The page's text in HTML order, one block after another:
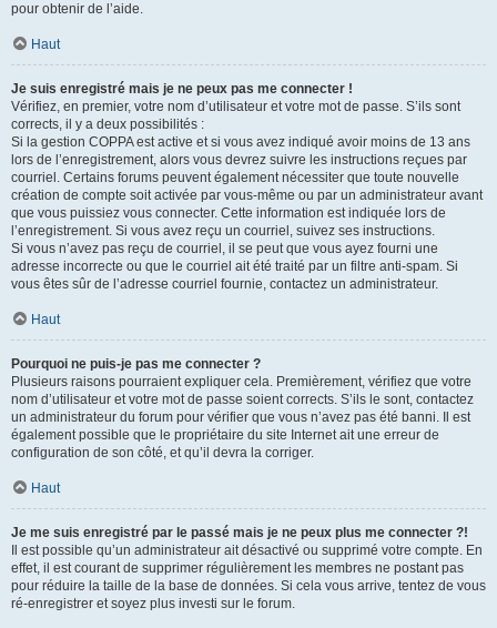
pour obtenir de l’aide.
Haut
Je suis enregistré mais je ne peux pas me connecter !
Vérifiez, en premier, votre nom d’utilisateur et votre mot de passe. S’ils sont
corrects, il y a deux possibilités :
Si la gestion COPPA est active et si vous avez indiqué avoir moins de 13 ans
lors de l’enregistrement, alors vous devrez suivre les instructions reçues par
courriel. Certains forums peuvent également nécessiter que toute nouvelle
création de compte soit activée par vous-même ou par un administrateur avant
que vous puissiez vous connecter. Cette information est indiquée lors de
l’enregistrement. Si vous avez reçu un courriel, suivez ses instructions.
Si vous n’avez pas reçu de courriel, il se peut que vous ayez fourni une
adresse incorrecte ou que le courriel ait été traité par un filtre anti-spam. Si
vous êtes sûr de l’adresse courriel fournie, contactez un administrateur.
Haut
Pourquoi ne puis-je pas me connecter ?
Plusieurs raisons pourraient expliquer cela. Premièrement, vérifiez que votre
nom d’utilisateur et votre mot de passe soient corrects. S’ils le sont, contactez
un administrateur du forum pour vérifier que vous n’avez pas été banni. Il est
également possible que le propriétaire du site Internet ait une erreur de
configuration de son côté, et qu’il devra la corriger.
Haut
Je me suis enregistré par le passé mais je ne peux plus me connecter ?!
Il est possible qu’un administrateur ait désactivé ou supprimé votre compte. En
effet, il est courant de supprimer régulièrement les membres ne postant pas
pour réduire la taille de la base de données. Si cela vous arrive, tentez de vous
ré-enregistrer et soyez plus investi sur le forum.